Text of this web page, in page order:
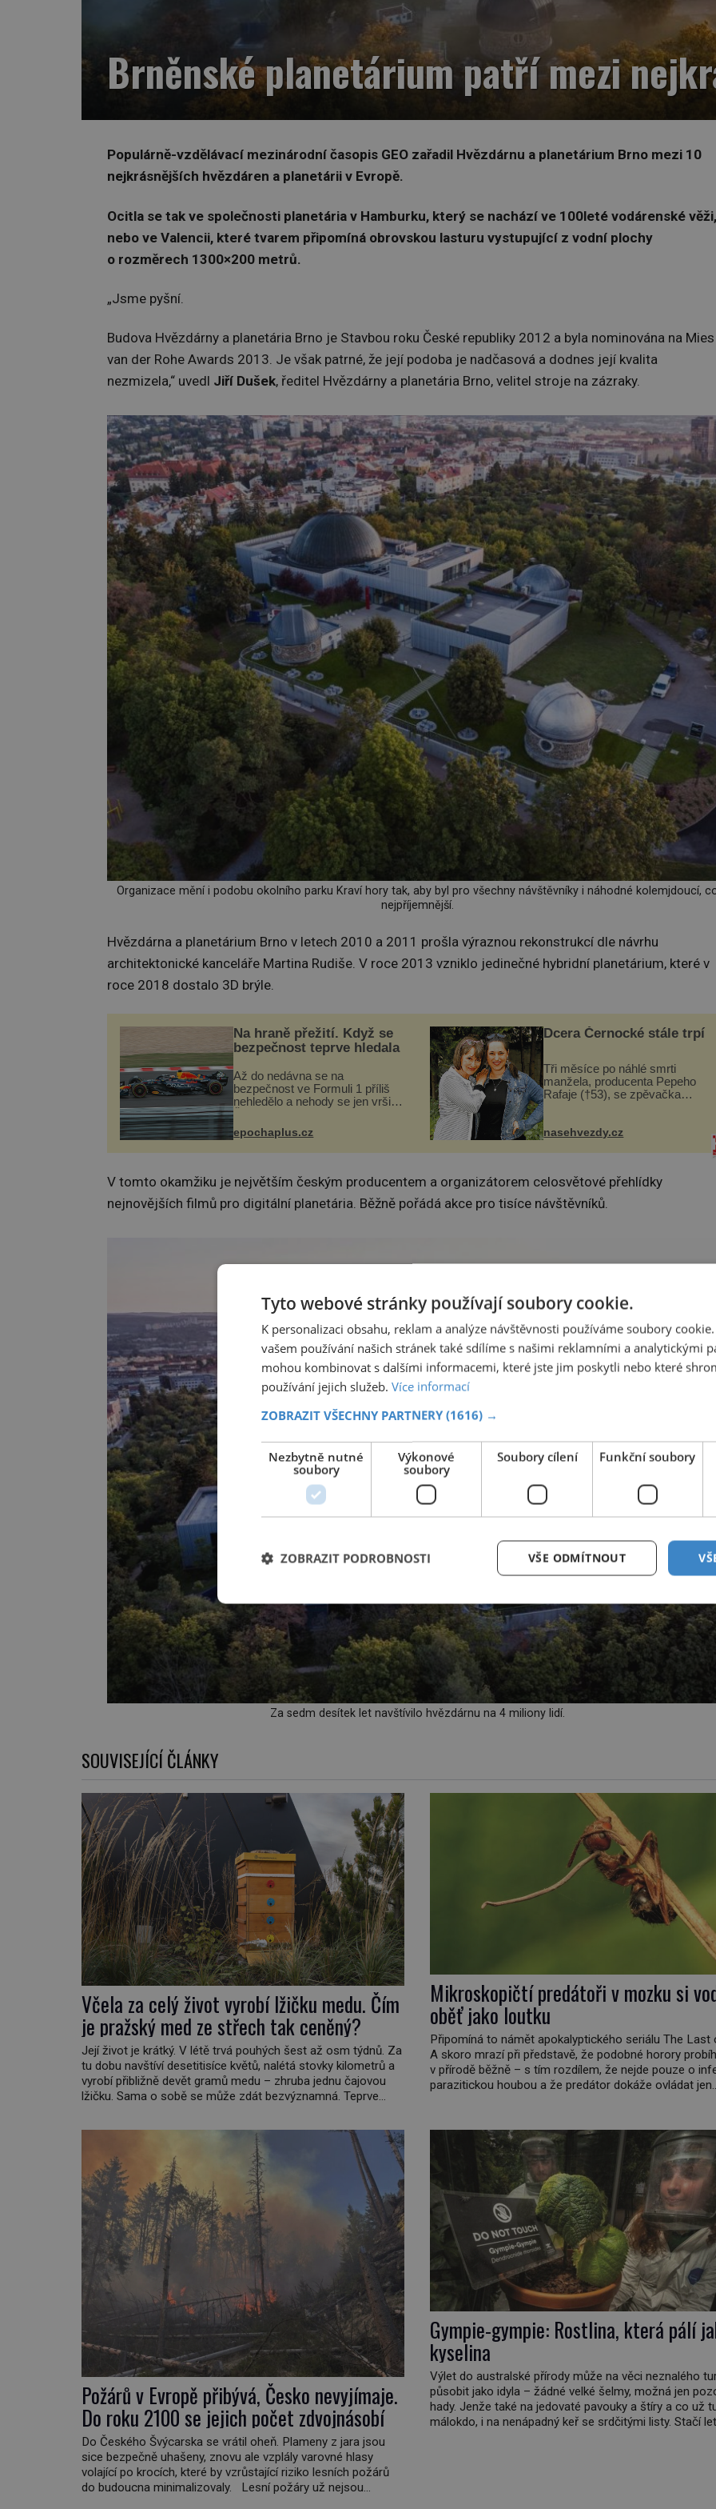
Brněnské planetárium patří mezi
Populárně-vzdělávací mezinárodní časopis GEO zařadil Hvězdárnu a planetárium Brno mezi 10
nejkrásnějších hvězdáren a planetárii v Evropě.
Ocitla se tak ve společnosti planetária v Hamburku, který se nachází ve 100leté vodárenské věži,
nebo ve Valencii, které tvarem připomíná obrovskou lasturu vystupující z vodní plochy
o rozměrech 1300×200 metrů.
„Jsme pyšní.
Budova Hvězdárny a planetária Brno je Stavbou roku České republiky 2012 a byla nominována na Mies
van der Rohe Awards 2013. Je však patrné, že její podoba je nadčasová a dodnes její kvalita
nezmizela,“ uvedl Jiří Dušek, ředitel Hvězdárny a planetária Brno, velitel stroje na zázraky.
Organizace mění i podobu okolního parku Kraví hory tak, aby byl pro všechny návštěvníky i náhodné kolemjdoucí,
nejpříjemnější.
Hvězdárna a planetárium Brno v letech 2010 a 2011 prošla výraznou rekonstrukcí dle návrhu
architektonické kanceláře Martina Rudiše. V roce 2013 vzniklo jedinečné hybridní planetárium, které v
roce 2018 dostalo 3D brýle.
Na hraně přežití. Když se
bezpečnost teprve hledala
Až do nedávna se na
bezpečnost ve Formuli 1 příliš
nehledělo a nehody se jen vršily.
kůži, často s trvalými následky
nebo bohužel i ztrátou života.
Dnes nepochopiteln...
epochaplus.cz
Dcera Černocké stále trpí
Tři měsíce po náhlé smrti
manžela, producenta Pepeho
Rafaje (†53), se zpěvačka
ozvala veřejnosti. Na sociální
nasehvezdy.cz
V tomto okamžiku je největším českým producentem a organizátorem celosvětové přehlídky
nejnovějších filmů pro digitální planetária. Běžně pořádá akce pro tisíce návštěvníků.
Za sedm desítek let navštívilo hvězdárnu na 4 miliony lidí.
SOUVISEJÍCÍ ČLÁNKY
Včela za celý život vyrobí lžičku medu. Čím
je pražský med ze střech tak ceněný?
Její život je krátký. V létě trvá pouhých šest až osm týdnů. Za
tu dobu navštíví desetitisíce květů, nalétá stovky kilometrů a
vyrobí přibližně devět gramů medu – zhruba jednu čajovou
lžičku. Sama o sobě se může zdát bezvýznamná. Teprve
včelstva, vznikne jeden z nejdokonalejších organismů […]
Mikroskopičtí predátoři v mozku si
oběť jako loutku
Připomíná to námět apokalyptického seriálu The Last
A skoro mrazí při představě, že podobné horory
v přírodě běžně – s tím rozdílem, že nejde pouze o
parazitickou houbou a že predátor dokáže ovládat jen
[…]
Požárů v Evropě přibývá, Česko nevyjímaje.
Do roku 2100 se jejich počet zdvojnásobí
Do Českého Švýcarska se vrátil oheň. Plameny z jara jsou
sice bezpečně uhašeny, znovu ale vzplály varovné hlasy
volající po krocích, které by vzrůstající riziko lesních požárů
do budoucna minimalizovaly. Lesní požáry už nejsou
Gympie-gympie: Rostlina, která pálí
kyselina
Výlet do australské přírody může na věci neznalého
působit jako idyla – žádné velké šelmy, možná jen
hady. Jenže také na jedovaté pavouky a štíry a co už
málokdo, i na nenápadný keř se srdčitými listy. Stačí
Tyto webové stránky používají soubory cookie.
K personalizaci obsahu, reklam a analýze návštěvnosti používáme soubory
vašem používání našich stránek také sdílíme s našimi reklamními a analytickými
mohou kombinovat s dalšími informacemi, které jste jim poskytli nebo které
používání jejich služeb. Více informací
ZOBRAZIT VŠECHNY PARTNERY (1616) →
Nezbytně nutné
soubory
Výkonové
soubory
Soubory cílení Funkční soubory
VŠE ODMÍTNOUT
ZOBRAZIT PODROBNOSTI